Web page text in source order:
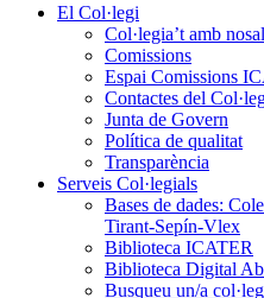
El Col·legi
Col·legia’t amb
Comissions
Espai Comissions
Contactes del
Junta de Govern
Política de qualitat
Transparència
Serveis Col·legials
Bases de dades:
Tirant-Sepín-Vlex
Biblioteca ICATER
Biblioteca Digital
Busqueu un/a